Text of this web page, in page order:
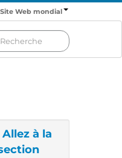
Site Web mondial
Allez à la